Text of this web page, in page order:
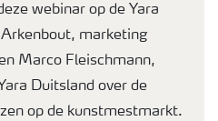
webinar op de Yara
marketing
Marco Fleischmann,
Duitsland over de
op de kunstmestmarkt.